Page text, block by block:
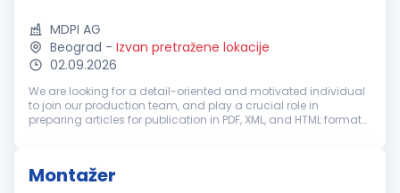
MDPI AG
Beograd - Izvan pretražene lokacije
02.09.2026
We are looking for a detail-oriented and motivated individual
to join our production team, and play a crucial role in
preparing articles for publication in PDF, XML, and HTML formats
Montažer